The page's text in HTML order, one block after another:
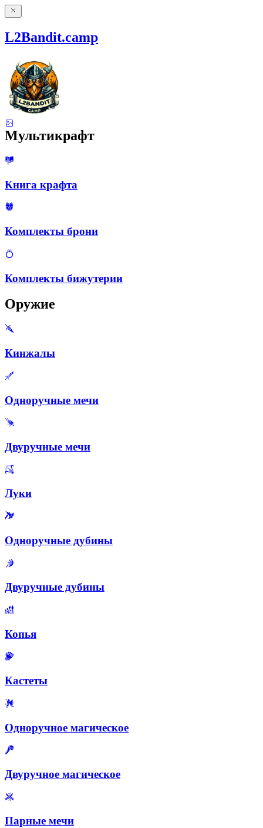
L2Bandit.camp
Мультикрафт
Книга крафта
Комплекты брони
Комплекты бижутерии
Оружие
Кинжалы
Одноручные мечи
Двуручные мечи
Луки
Одноручные дубины
Двуручные дубины
Копья
Кастеты
Одноручное магическое
Двуручное магическое
Парные мечи